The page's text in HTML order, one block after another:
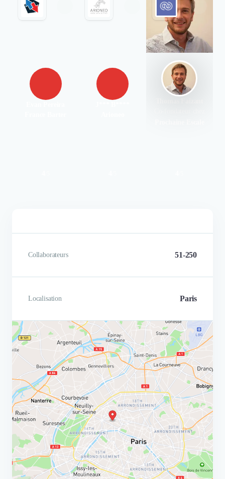
Collaborateurs 51-250
Localisation Paris